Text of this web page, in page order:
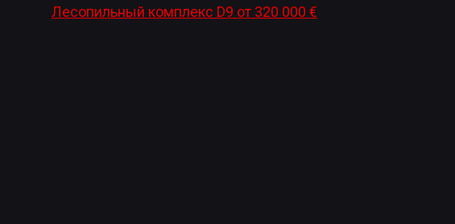
Лесопильный комплекс D9 от 320 000 €